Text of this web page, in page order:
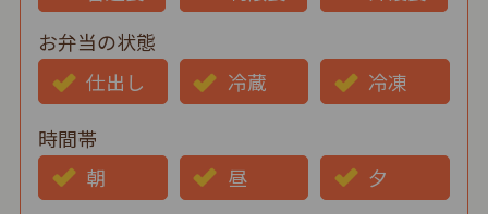
お弁当の状態
仕出し
冷蔵
冷凍
時間帯
朝
昼
夕